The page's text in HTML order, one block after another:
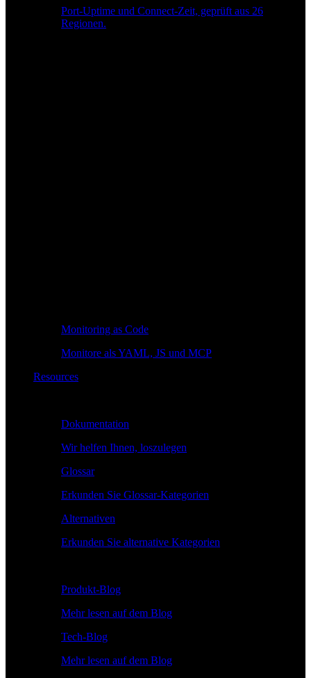
Port-Uptime und Connect-Zeit, geprüft aus 26
Regionen.
Monitoring as Code
Monitore als YAML, JS und MCP
Resources
Dokumentation
Wir helfen Ihnen, loszulegen
Glossar
Erkunden Sie Glossar-Kategorien
Alternativen
Erkunden Sie alternative Kategorien
Produkt-Blog
Mehr lesen auf dem Blog
Tech-Blog
Mehr lesen auf dem Blog